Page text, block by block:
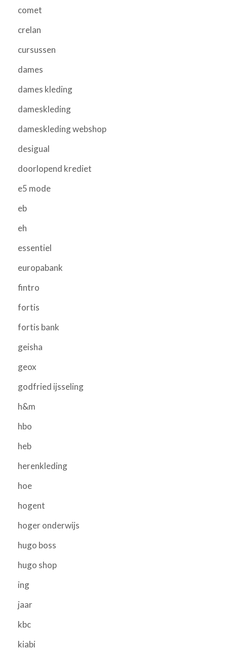
comet
crelan
cursussen
dames
dames kleding
dameskleding
dameskleding webshop
desigual
doorlopend krediet
e5 mode
eb
eh
essentiel
europabank
fintro
fortis
fortis bank
geisha
geox
godfried ijsseling
h&m
hbo
heb
herenkleding
hoe
hogent
hoger onderwijs
hugo boss
hugo shop
ing
jaar
kbc
kiabi